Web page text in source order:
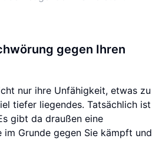
gegen Ihren
nur ihre Unfähigkeit, etwas zu
tiefer liegendes. Tatsächlich ist
gibt da draußen eine
im Grunde gegen Sie kämpft und